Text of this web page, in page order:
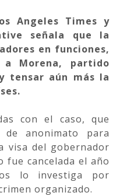
Angeles Times y
señala que la
en funciones,
Morena, partido
tensar aún más la
con el caso, que
de anonimato para
visa del gobernador
fue cancelada el año
lo investiga por
organizado.